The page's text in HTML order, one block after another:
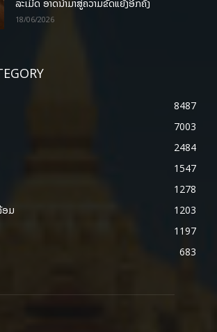
ລະເມີດ ອາດນໍາມາສູ່ຄວາມຂັດແຍ້ງອີກຄັ້ງ
18/06/2026
8487
7003
2484
1547
1278
ອມ
1203
1197
683